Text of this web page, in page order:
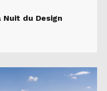
Nuit du Design